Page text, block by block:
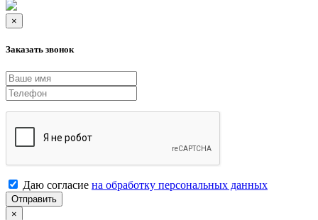
×
Заказать звонок
Даю согласие на обработку персональных данных
Отправить
×